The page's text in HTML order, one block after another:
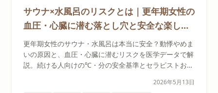
サウナ×水風呂のリスクとは｜更年期女性の
血圧・心臓に潜む落とし穴と安全な楽しみ
方
更年期女性のサウナ・水風呂は本当に安全？動悸やめま
いの原因と、血圧・心臓に潜むリスクを医学データで解
説。続ける人向けの℃・分の安全基準とセラピストおす
2026年5月13日